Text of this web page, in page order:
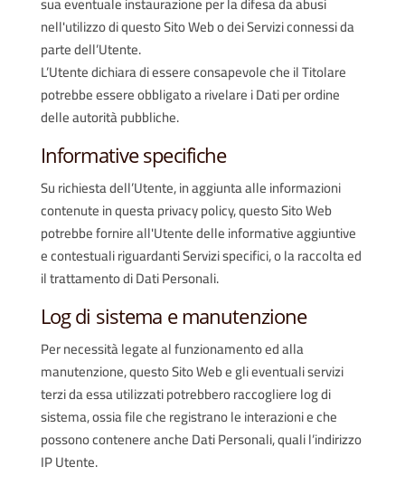
nell'utilizzo di questo Sito Web o dei Servizi connessi da
parte dell’Utente.
L’Utente dichiara di essere consapevole che il Titolare
potrebbe essere obbligato a rivelare i Dati per ordine
delle autorità pubbliche.
Informative specifiche
Su richiesta dell’Utente, in aggiunta alle informazioni
contenute in questa privacy policy, questo Sito Web
potrebbe fornire all'Utente delle informative aggiuntive
e contestuali riguardanti Servizi specifici, o la raccolta ed
il trattamento di Dati Personali.
Log di sistema e manutenzione
Per necessità legate al funzionamento ed alla
manutenzione, questo Sito Web e gli eventuali servizi
terzi da essa utilizzati potrebbero raccogliere log di
sistema, ossia file che registrano le interazioni e che
possono contenere anche Dati Personali, quali l’indirizzo
IP Utente.